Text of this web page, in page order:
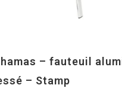
– fauteuil
– Stamp